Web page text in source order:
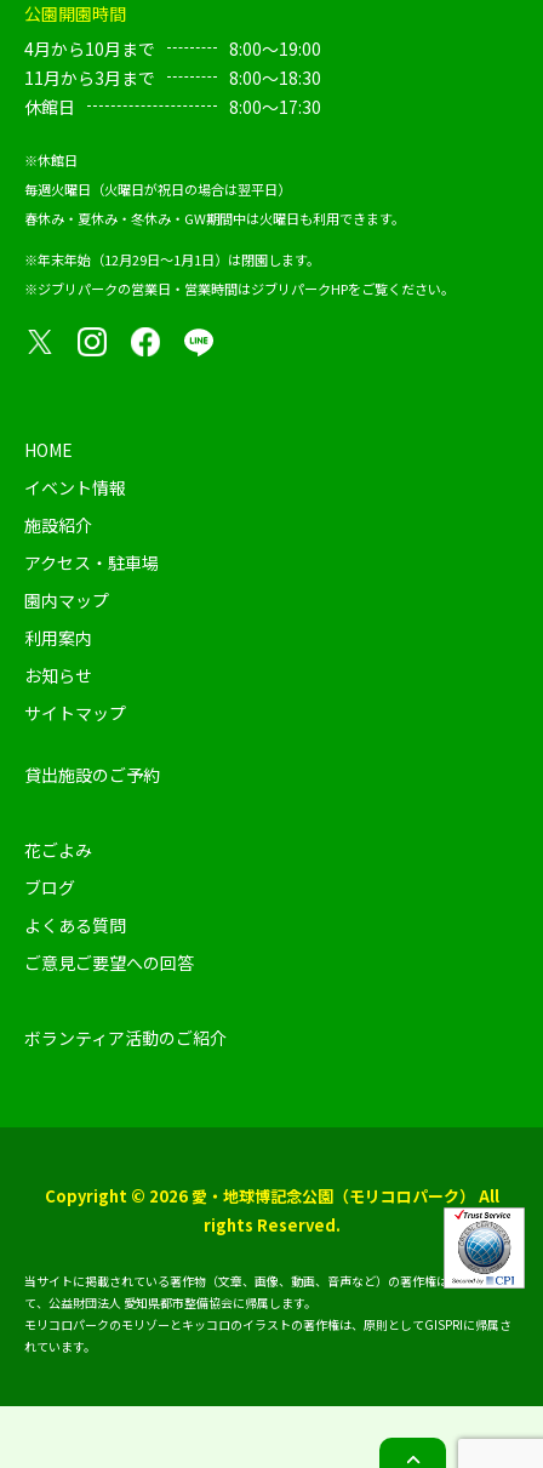
公園開園時間
4月から10月まで
8:00～19:00
11月から3月まで
8:00～18:30
休館日
8:00～17:30
※休館日
毎週火曜日（火曜日が祝日の場合は翌平日）
春休み・夏休み・冬休み・GW期間中は火曜日も利用できます。
※年末年始（12月29日～1月1日）は閉園します。
※ジブリパークの営業日・営業時間はジブリパークHPをご覧ください。
HOME
イベント情報
施設紹介
アクセス・駐車場
園内マップ
利用案内
お知らせ
サイトマップ
貸出施設のご予約
花ごよみ
ブログ
よくある質問
ご意見ご要望への回答
ボランティア活動のご紹介
Copyright © 2026 愛・地球博記念公園（モリコロパーク） All
rights Reserved.
当サイトに掲載されている著作物（文章、画像、動画、音声など）の著作権は、原則とし
て、公益財団法人 愛知県都市整備協会に帰属します。
モリコロパークのモリゾーとキッコロのイラストの著作権は、原則としてGISPRIに帰属さ
れています。